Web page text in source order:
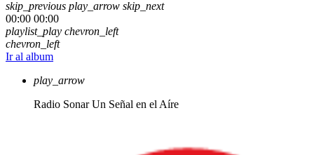
skip_previous play_arrow skip_next
00:00 00:00
playlist_play chevron_left
chevron_left
Ir al album
play_arrow
Radio Sonar Un Señal en el Aíre